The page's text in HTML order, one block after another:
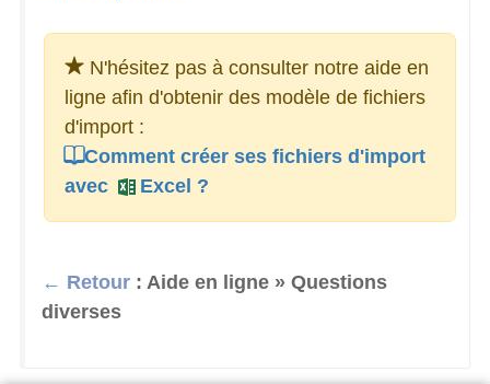
N'hésitez pas à consulter notre aide en
ligne afin d'obtenir des modèle de fichiers
d'import :
Comment créer ses fichiers d'import
avec
Excel ?
← Retour: Aide en ligne » Questions
diverses